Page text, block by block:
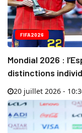
FIFA2026
Mondial 2026 :
distinctions
20 juillet 2026 -